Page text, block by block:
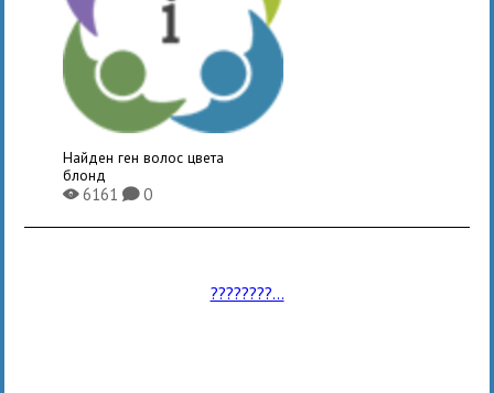
Найден ген волос цвета
блонд
X6161K0
????????...